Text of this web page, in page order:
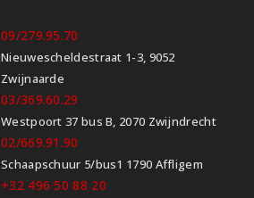
09/279.95.70
Nieuwescheldestraat 1-3, 9052
Zwijnaarde
03/369.60.29
Westpoort 37 bus B, 2070 Zwijndrecht
02/669.91.90
Schaapschuur 5/bus1 1790 Affligem
+32 496 50 88 20